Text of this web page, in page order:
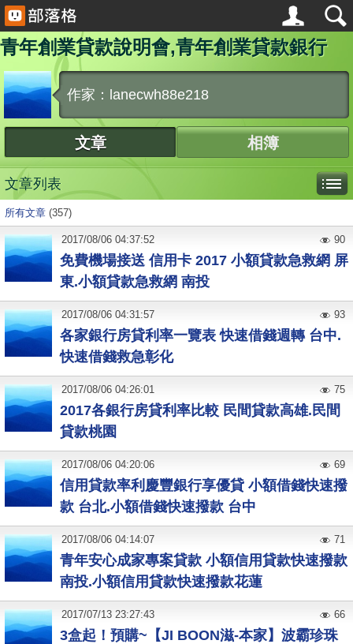
青年創業貸款說明會,青年創業貸款銀行
作家：lanecwh88e218
文章 相簿
文章列表
所有文章 (357)
免費機場接送 信用卡 2017 小額貸款急救網 屏
東.小額貸款急救網 南投
2017/08/06 04:37:52 90
各家銀行房貸利率一覽表 快速借錢週轉 台中.
快速借錢救急彰化
2017/08/06 04:31:57 93
2017各銀行房貸利率比較 民間貸款高雄.民間
貸款桃園
2017/08/06 04:26:01 75
信用貸款率利慶豐銀行享優貸 小額借錢快速撥
款 台北.小額借錢快速撥款 台中
2017/08/06 04:20:06 69
青年安心成家專案貸款 小額信用貸款快速撥款
南投.小額信用貸款快速撥款花蓮
2017/08/06 04:14:07 71
3盒起！預購~【JI BOON滋-本家】波霸珍珠
2017/07/13 23:27:43 66